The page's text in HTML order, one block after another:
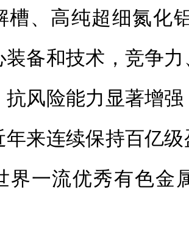
槽、高纯超细氮化
装备和技术，竞争
抗风险能力显著增
年来连续保持百亿
界一流优秀有色金